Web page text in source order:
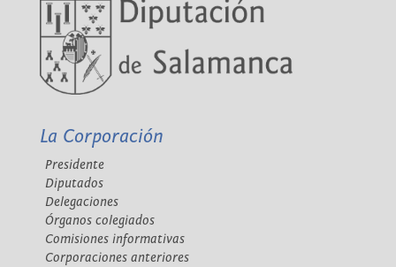
La Corporación
Presidente
Diputados
Delegaciones
Órganos colegiados
Comisiones informativas
Corporaciones anteriores